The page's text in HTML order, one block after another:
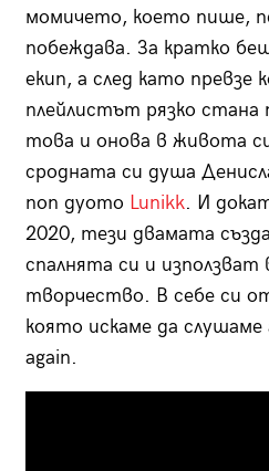
момичето, което пише,
побеждава. За кратко
екип, а след като превзе
плейлистът рязко
това и онова в живота
сродната си душа
поп дуото Lunikk. И
2020, тези двамата
спалнята си и
творчество. В себе си
която искаме да слушаме
again.